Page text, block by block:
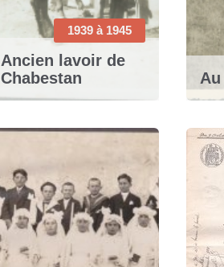
Ancien lavoir de
Chabestan
1939 à 1945